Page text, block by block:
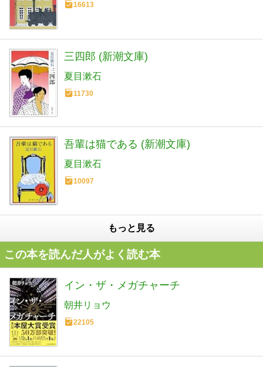
16613
三四郎 (新潮文庫)
夏目漱石
11730
吾輩は猫である (新潮文庫)
夏目漱石
10097
もっと見る
この本を読んだ人がよく読む本
イン・ザ・メガチャーチ
朝井リョウ
22105